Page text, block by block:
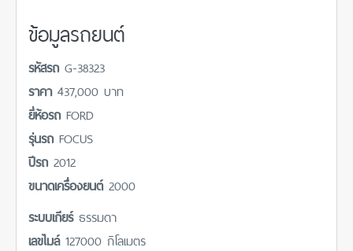
ข้อมูลรถยนต์
รหัสรถ G-38323
ราคา 437,000 บาท
ยี่ห้อรถ FORD
รุ่นรถ FOCUS
ปีรถ 2012
ขนาดเครื่องยนต์ 2000
ระบบเกียร์ ธรรมดา
เลขไมล์ 127000 กิโลเมตร